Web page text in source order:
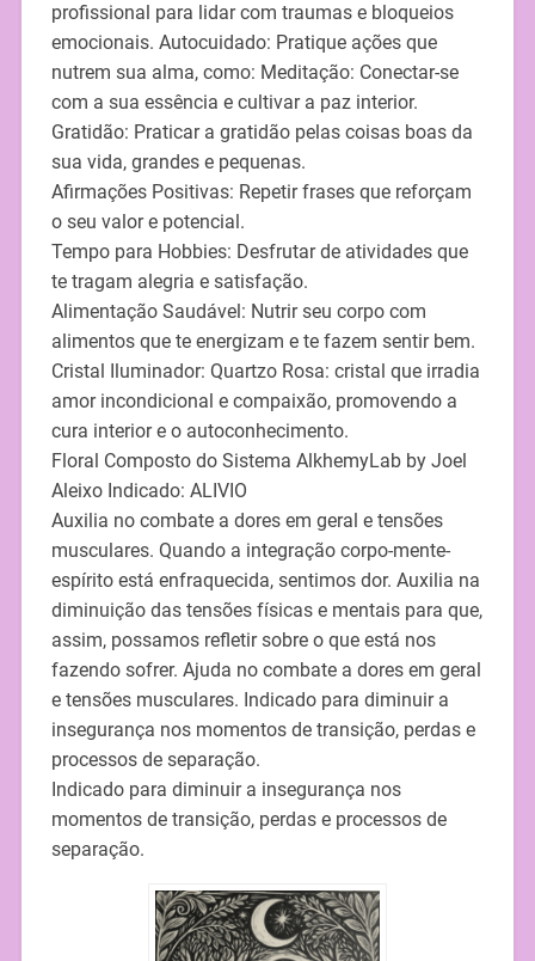
profissional para lidar com traumas e bloqueios
emocionais. Autocuidado: Pratique ações que
nutrem sua alma, como: Meditação: Conectar-se
com a sua essência e cultivar a paz interior.
Gratidão: Praticar a gratidão pelas coisas boas da
sua vida, grandes e pequenas.
Afirmações Positivas: Repetir frases que reforçam
o seu valor e potencial.
Tempo para Hobbies: Desfrutar de atividades que
te tragam alegria e satisfação.
Alimentação Saudável: Nutrir seu corpo com
alimentos que te energizam e te fazem sentir bem.
Cristal Iluminador: Quartzo Rosa: cristal que irradia
amor incondicional e compaixão, promovendo a
cura interior e o autoconhecimento.
Floral Composto do Sistema AlkhemyLab by Joel
Aleixo Indicado: ALIVIO
Auxilia no combate a dores em geral e tensões
musculares. Quando a integração corpo-mente-
espírito está enfraquecida, sentimos dor. Auxilia na
diminuição das tensões físicas e mentais para que,
assim, possamos refletir sobre o que está nos
fazendo sofrer. Ajuda no combate a dores em geral
e tensões musculares. Indicado para diminuir a
insegurança nos momentos de transição, perdas e
processos de separação.
Indicado para diminuir a insegurança nos
momentos de transição, perdas e processos de
separação.